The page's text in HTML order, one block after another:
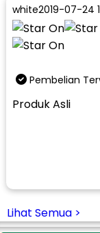
white2019-07-24
Pembelian
Produk Asli
Lihat Semua >